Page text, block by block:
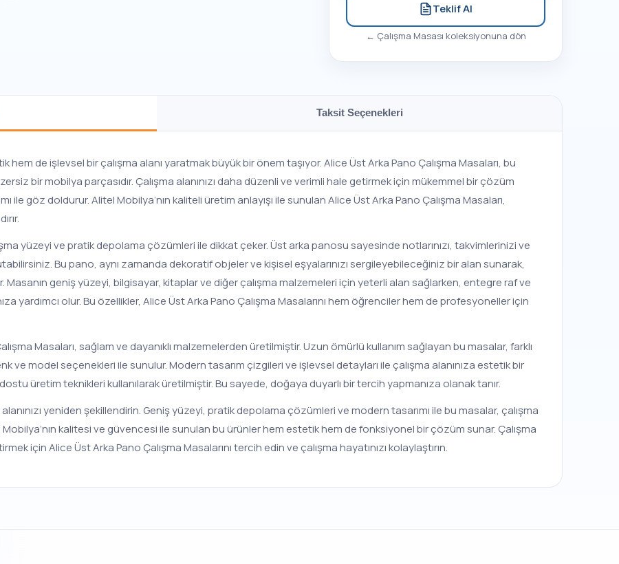
Teklif Al
← Çalışma Masası koleksiyonuna dön
Taksit Seçenekleri
hem de işlevsel bir çalışma alanı yaratmak büyük bir önem taşıyor. Alice Üst Arka Pano Çalışma Masaları, bu
bir mobilya parçasıdır. Çalışma alanınızı daha düzenli ve verimli hale getirmek için mükemmel bir çözüm
ile göz doldurur. Alitel Mobilya’nın kaliteli üretim anlayışı ile sunulan Alice Üst Arka Pano Çalışma Masaları,
yüzeyi ve pratik depolama çözümleri ile dikkat çeker. Üst arka panosu sayesinde notlarınızı, takvimlerinizi ve
Bu pano, aynı zamanda dekoratif objeler ve kişisel eşyalarınızı sergileyebileceğiniz bir alan sunarak,
Masanın geniş yüzeyi, bilgisayar, kitaplar ve diğer çalışma malzemeleri için yeterli alan sağlarken, entegre raf ve
yardımcı olur. Bu özellikler, Alice Üst Arka Pano Çalışma Masalarını hem öğrenciler hem de profesyoneller için
Masaları, sağlam ve dayanıklı malzemelerden üretilmiştir. Uzun ömürlü kullanım sağlayan bu masalar, farklı
model seçenekleri ile sunulur. Modern tasarım çizgileri ve işlevsel detayları ile çalışma alanınıza estetik bir
üretim teknikleri kullanılarak üretilmiştir. Bu sayede, doğaya duyarlı bir tercih yapmanıza olanak tanır.
yeniden şekillendirin. Geniş yüzeyi, pratik depolama çözümleri ve modern tasarımı ile bu masalar, çalışma
Mobilya’nın kalitesi ve güvencesi ile sunulan bu ürünler hem estetik hem de fonksiyonel bir çözüm sunar. Çalışma
için Alice Üst Arka Pano Çalışma Masalarını tercih edin ve çalışma hayatınızı kolaylaştırın.